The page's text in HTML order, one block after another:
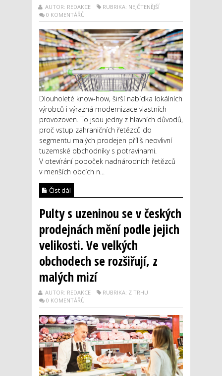
AUTOR: REDAKCE
RUBRIKA: NEJČTENĚJŠÍ
0 KOMENTÁŘŮ
Dlouholeté know-how, širší nabídka lokálních
výrobců i výrazná modernizace vlastních
provozoven. To jsou jedny z hlavních důvodů,
proč vstup zahraničních řetězců do
segmentu malých prodejen příliš neovlivní
tuzemské obchodníky s potravinami.
V otevírání poboček nadnárodních řetězců
v menších obcích n...
Číst dál
Pulty s uzeninou se v českých
prodejnách mění podle jejich
velikosti. Ve velkých
obchodech se rozšiřují, z
malých mizí
AUTOR: REDAKCE
RUBRIKA: Z TRHU
0 KOMENTÁŘŮ